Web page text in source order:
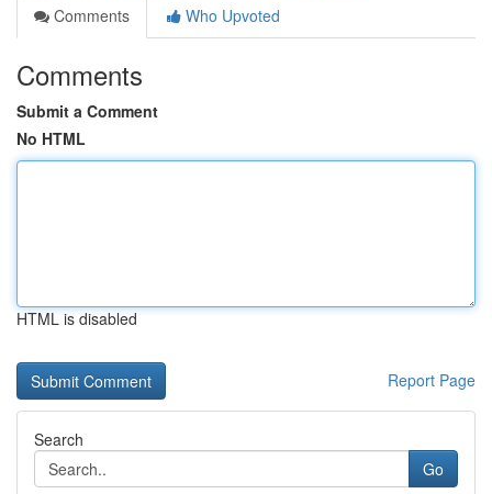
Comments
Who Upvoted
Comments
Submit a Comment
No HTML
HTML is disabled
Report Page
Search
Go